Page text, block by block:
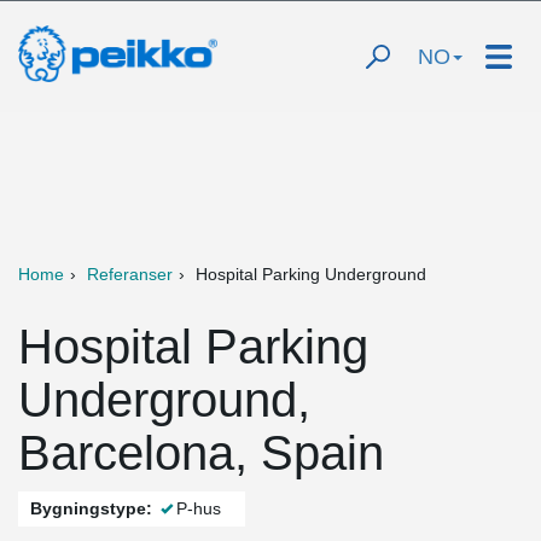
NO
Home Referanser Hospital Parking Underground
Hospital Parking
Underground,
Barcelona, Spain
Bygningstype: P-hus